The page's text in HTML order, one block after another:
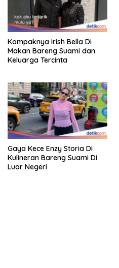
Kompaknya Irish Bella Di
Makan Bareng Suami dan
Keluarga Tercinta
Gaya Kece Enzy Storia Di
Kulineran Bareng Suami Di
Luar Negeri